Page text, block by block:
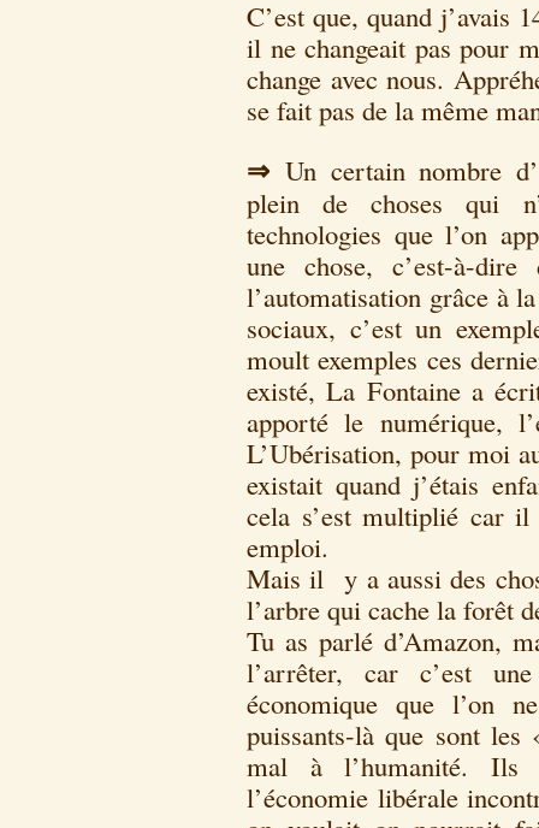
C’est que, quand j’avais
il ne changeait pas pour
change avec nous.
se fait pas de la même
⇒Un certain nombre
plein de choses qui
technologies que l’on
une chose, c’est-à-
l’automatisation grâce à
sociaux, c’est un
moult exemples ces
existé, La Fontaine a
apporté le numérique,
L’Ubérisation, pour moi
existait quand j’étais
cela s’est multiplié car
emploi.
Mais il y a aussi des
l’arbre qui cache la forêt
Tu as parlé d’Amazon,
l’arrêter, car c’est
économique que l’on
puissants-là que sont
mal à l’humanité. Ils
l’économie libérale